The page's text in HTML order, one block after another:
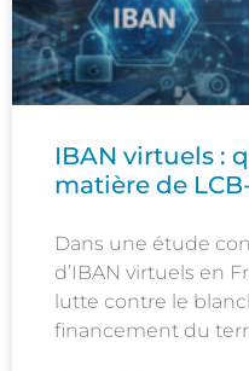
IBAN virtuels :
matière de
Dans une étude
d’IBAN virtuels en
lutte contre le
financement du